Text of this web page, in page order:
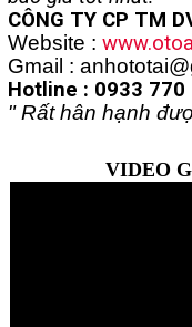
CÔNG TY CP TM
Website :
Gmail :
Hotline : 0933
" Rất hân hạnh
VIDEO